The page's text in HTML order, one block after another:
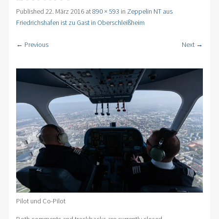
Published 22. März 2016at890 × 593 in Zeppelin NT aus
Friedrichshafen ist zu Gast in Oberschleißheim
← Previous Next →
Pilot und Co-Pilot